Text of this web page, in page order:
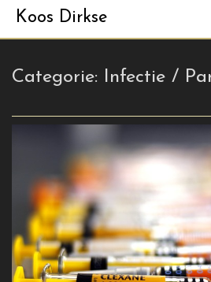
Koos Dirkse
Categorie: Infectie /